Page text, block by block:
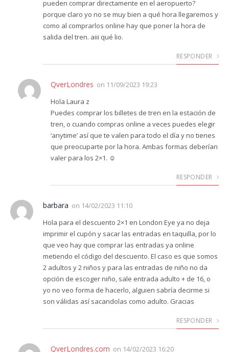
pueden comprar directamente en el aeropuerto?
porque claro yo no se muy bien a qué hora llegaremos y
como al comprarlos online hay que poner la hora de
salida del tren. aiii qué lio.
RESPONDER
QverLondres on 11/09/2023 19:23
Hola Laura z
Puedes comprar los billetes de tren en la estación de
tren, o cuando compras online a veces puedes elegir
‘anytime’ así que te valen para todo el día y no tienes
que preocuparte por la hora. Ambas formas deberían
valer para los 2×1. ☺️
RESPONDER
barbara on 14/02/2023 11:10
Hola para el descuento 2×1 en London Eye ya no deja
imprimir el cupón y sacar las entradas en taquilla, por lo
que veo hay que comprar las entradas ya online
metiendo el código del descuento. El caso es que somos
2 adultos y 2 niños y para las entradas de niño no da
opción de escoger niño, sale entrada adulto + de 16, o
yo no veo forma de hacerlo, alguien sabría decirme si
son válidas así sacandolas como adulto. Gracias
RESPONDER
QverLondres.com on 14/02/2023 16:20